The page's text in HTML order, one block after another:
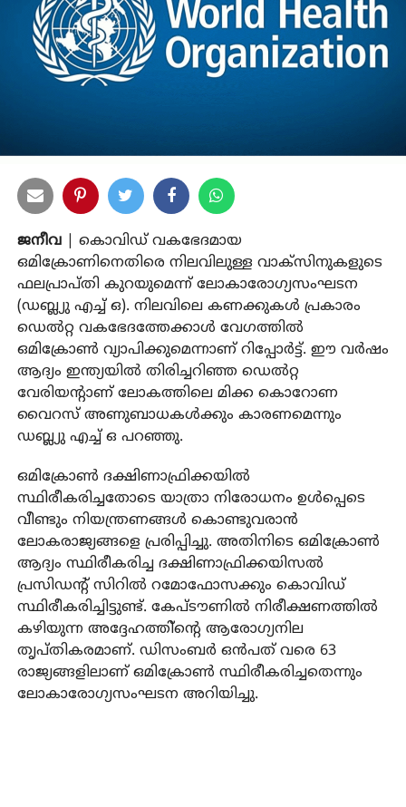
ജനീവ| കൊവിഡ് വകഭേദമായ
ഒമിക്രോണിനെതിരെ നിലവിലുള്ള വാക്‌സിനുകളുടെ
ഫലപ്രാപ്തി കുറയുമെന്ന് ലോകാരോഗ്യസംഘടന
(ഡബ്ല്യു എച്ച് ഒ). നിലവിലെ കണക്കുകള്‍ പ്രകാരം
ഡെല്‍റ്റ വകഭേദത്തേക്കാള്‍ വേഗത്തില്‍
ഒമിക്രോണ്‍ വ്യാപിക്കുമെന്നാണ് റിപ്പോര്‍ട്ട്. ഈ വര്‍ഷം
ആദ്യം ഇന്ത്യയില്‍ തിരിച്ചറിഞ്ഞ ഡെല്‍റ്റ
വേരിയന്റാണ് ലോകത്തിലെ മിക്ക കൊറോണ
വൈറസ് അണുബാധകള്‍ക്കും കാരണമെന്നും
ഡബ്ല്യു എച്ച് ഒ പറഞ്ഞു.
ഒമിക്രോണ്‍ ദക്ഷിണാഫ്രിക്കയില്‍
സ്ഥിരീകരിച്ചതോടെ യാത്രാ നിരോധനം ഉള്‍പ്പെടെ
വീണ്ടും നിയന്ത്രണങ്ങള്‍ കൊണ്ടുവരാന്‍
ലോകരാജ്യങ്ങളെ പ്രരിപ്പിച്ചു. അതിനിടെ ഒമിക്രോണ്‍
ആദ്യം സ്ഥിരീകരിച്ച ദക്ഷിണാഫ്രിക്കയിസല്‍
പ്രസിഡന്റ് സിറില്‍ റമോഫോസക്കും കൊവിഡ്
സ്ഥിരീകരിച്ചിട്ടുണ്ട്. കേപ്ടൗണില്‍ നിരീക്ഷണത്തില്‍
കഴിയുന്ന അദ്ദേഹത്തി്‌ന്റെ ആരോഗ്യനില
തൃപ്തികരമാണ്. ഡിസംബര്‍ ഒന്‍പത് വരെ 63
രാജ്യങ്ങളിലാണ് ഒമിക്രോണ്‍ സ്ഥിരീകരിച്ചതെന്നും
ലോകാരോഗ്യസംഘടന അറിയിച്ചു.